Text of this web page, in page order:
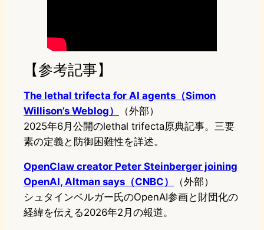
【参考記事】
The lethal trifecta for AI agents（Simon
Willison’s Weblog）
（外部）
2025年6月公開のlethal trifecta原典記事。三要
素の定義と防御困難性を詳述。
OpenClaw creator Peter Steinberger joining
OpenAI, Altman says（CNBC）
（外部）
シュタインベルガー氏のOpenAI参画と財団化の
経緯を伝える2026年2月の報道。